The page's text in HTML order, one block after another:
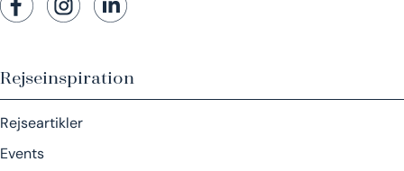
Rejseinspiration
Rejseartikler
Events